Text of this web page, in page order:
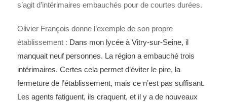
s’agit d’intérimaires embauchés pour de courtes durées.
Olivier François donne l’exemple de son propre
établissement : Dans mon lycée à Vitry-sur-Seine, il
manquait neuf personnes. La région a embauché trois
intérimaires. Certes cela permet d’éviter le pire, la
fermeture de l’établissement, mais ce n’est pas suffisant.
Les agents fatiguent, ils craquent, et il y a de nouveaux